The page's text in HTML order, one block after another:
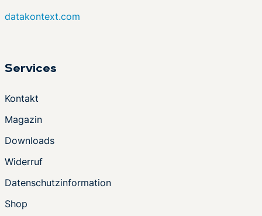
datakontext.com
Services
Kontakt
Magazin
Downloads
Widerruf
Datenschutzinformation
Shop